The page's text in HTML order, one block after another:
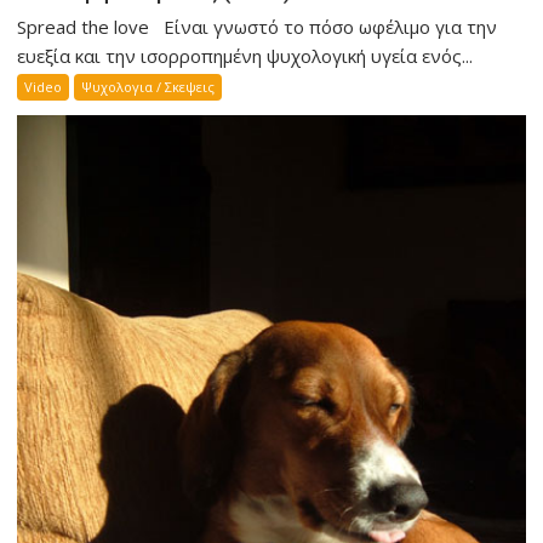
Spread the love Είναι γνωστό το πόσο ωφέλιμο για την
ευεξία και την ισορροπημένη ψυχολογική υγεία ενός...
Video Ψυχολογια / Σκεψεις